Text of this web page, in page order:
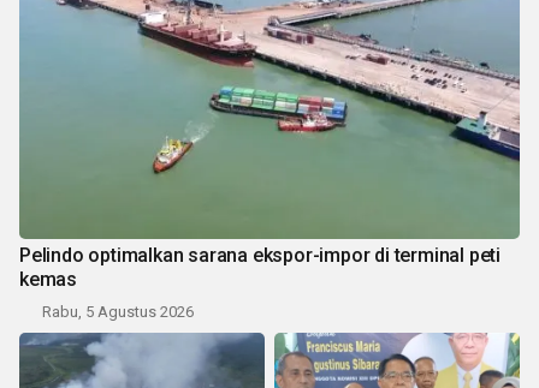
Pelindo optimalkan sarana ekspor-impor di terminal peti
kemas
Rabu, 5 Agustus 2026